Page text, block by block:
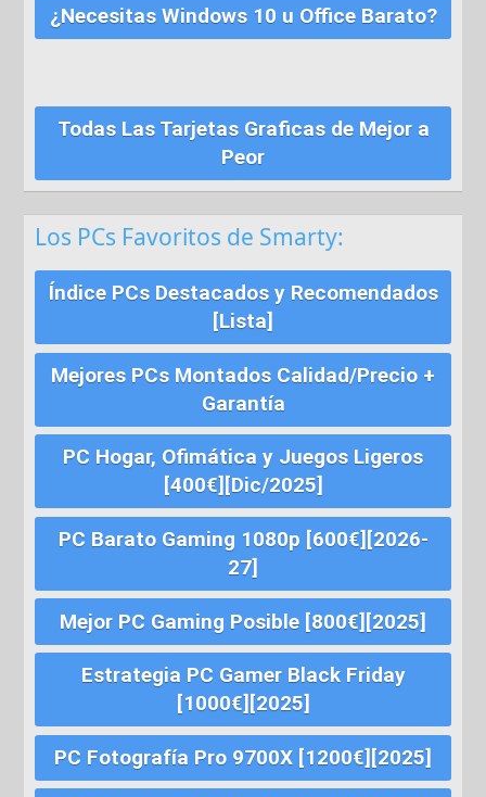
¿Necesitas Windows 10 u Office Barato?
Todas Las Tarjetas Graficas de Mejor a
Peor
Los PCs Favoritos de Smarty:
Índice PCs Destacados y Recomendados
[Lista]
Mejores PCs Montados Calidad/Precio +
Garantía
PC Hogar, Ofimática y Juegos Ligeros
[400€][Dic/2025]
PC Barato Gaming 1080p [600€][2026-
27]
Mejor PC Gaming Posible [800€][2025]
Estrategia PC Gamer Black Friday
[1000€][2025]
PC Fotografía Pro 9700X [1200€][2025]